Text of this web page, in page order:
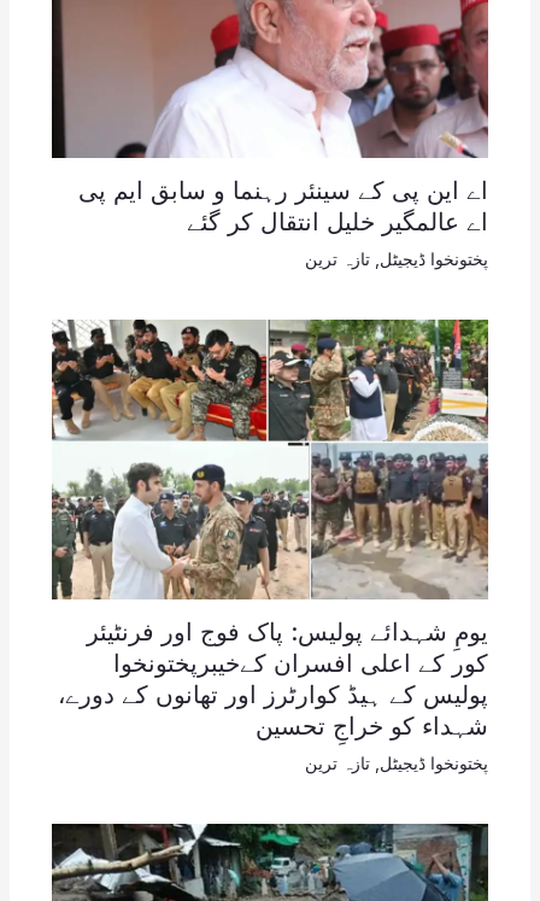
اے این پی کے سینئر رہنما و سابق ایم پی
اے عالمگیر خلیل انتقال کر گئے
پختونخوا ڈیجیٹل تازہ ترین
یومِ شہدائے پولیس: پاک فوج اور فرنٹیئر
کور کے اعلی افسران کےخیبرپختونخوا
پولیس کے ہیڈ کوارٹرز اور تھانوں کے دورے،
شہداء کو خراجِ تحسین
پختونخوا ڈیجیٹل تازہ ترین